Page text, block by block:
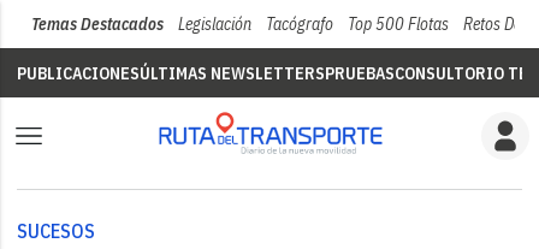
Temas Destacados Legislación Tacógrafo Top 500 Flotas Retos Del
PUBLICACIONESÚLTIMAS NEWSLETTERSPRUEBASCONSULTORIO
SUCESOS